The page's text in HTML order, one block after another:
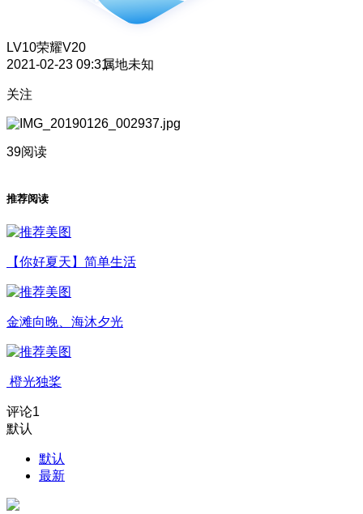
LV10荣耀V20
2021-02-23 09:31属地未知
关注
39阅读
推荐阅读
【你好夏天】简单生活
金滩向晚、海沐夕光
橙光独桨
评论1
默认
默认
最新